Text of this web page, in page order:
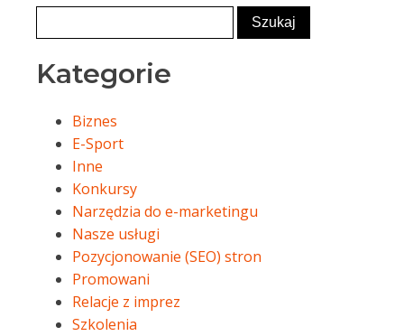
Kategorie
Biznes
E-Sport
Inne
Konkursy
Narzędzia do e-marketingu
Nasze usługi
Pozycjonowanie (SEO) stron
Promowani
Relacje z imprez
Szkolenia